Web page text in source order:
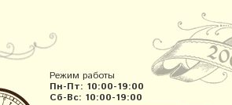
Режим работы
Пн-Пт: 10:00-19:00
Сб-Вс: 10:00-19:00